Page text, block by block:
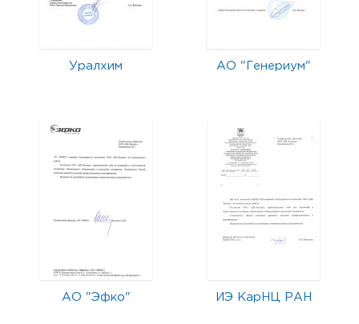
Уралхим АО "Генериум"
АО "Эфко" ИЭ КарНЦ РАН